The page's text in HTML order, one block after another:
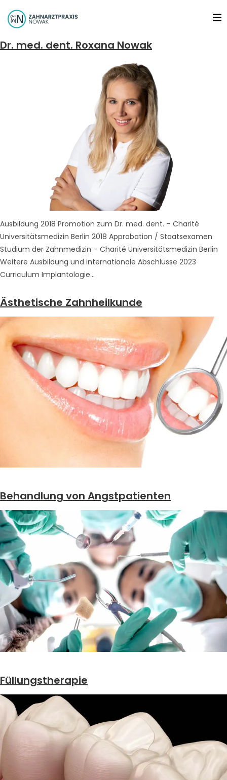
Dr. med. dent. Roxana Nowak
Ausbildung 2018 Promotion zum Dr. med. dent. – Charité
Universitätsmedizin Berlin 2018 Approbation / Staatsexamen
Studium der Zahnmedizin – Charité Universitätsmedizin Berlin
Weitere Ausbildung und internationale Abschlüsse 2023
Curriculum Implantologie…
Ästhetische Zahnheilkunde
Behandlung von Angstpatienten
Füllungstherapie